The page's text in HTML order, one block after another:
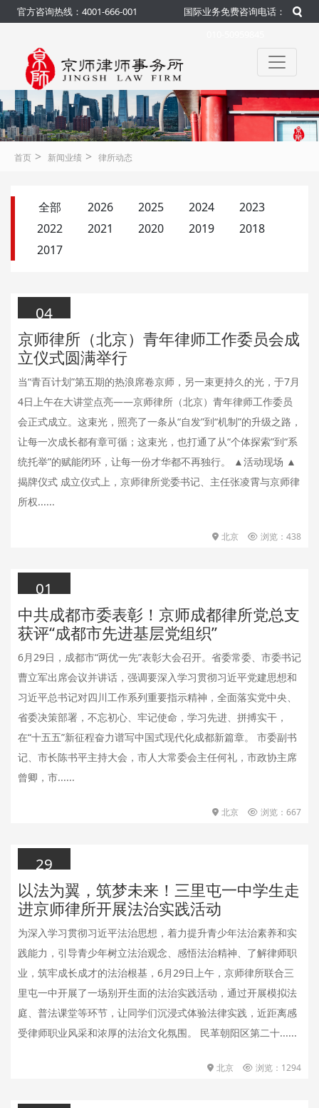
官方咨询热线：4001-666-001
国际业务免费咨询电话：
首页 > 新闻业绩 > 律所动态
全部 2026 2025 2024
2023
2022
2021 2020 2019
2018
2017
04
2026.07.04
京师律所（北京）青年律师工作委员会成
立仪式圆满举行
当“青百计划”第五期的热浪席卷京师，另一束更持久的光，于7月
4日上午在大讲堂点亮——京师律所（北京）青年律师工作委员
会正式成立。这束光，照亮了一条从“自发”到“机制”的升级之路，
让每一次成长都有章可循；这束光，也打通了从“个体探索”到“系
统托举”的赋能闭环，让每一份才华都不再独行。 ▲活动现场 ▲
揭牌仪式 成立仪式上，京师律所党委书记、主任张凌霄与京师律
所权......
北京 浏览：438
01
2026.07.01
中共成都市委表彰！京师成都律所党总支
获评“成都市先进基层党组织”
6月29日，成都市“两优一先”表彰大会召开。省委常委、市委书记
曹立军出席会议并讲话，强调要深入学习贯彻习近平党建思想和
习近平总书记对四川工作系列重要指示精神，全面落实党中央、
省委决策部署，不忘初心、牢记使命，学习先进、拼搏实干，
在“十五五”新征程奋力谱写中国式现代化成都新篇章。 市委副书
记、市长陈书平主持大会，市人大常委会主任何礼，市政协主席
曾卿，市......
北京 浏览：667
29
2026.06.29
以法为翼，筑梦未来！三里屯一中学生走
进京师律所开展法治实践活动
为深入学习贯彻习近平法治思想，着力提升青少年法治素养和实
践能力，引导青少年树立法治观念、感悟法治精神、了解律师职
业，筑牢成长成才的法治根基，6月29日上午，京师律所联合三
里屯一中开展了一场别开生面的法治实践活动，通过开展模拟法
庭、普法课堂等环节，让同学们沉浸式体验法律实践，近距离感
受律师职业风采和浓厚的法治文化氛围。 民革朝阳区第二十......
北京 浏览：1294